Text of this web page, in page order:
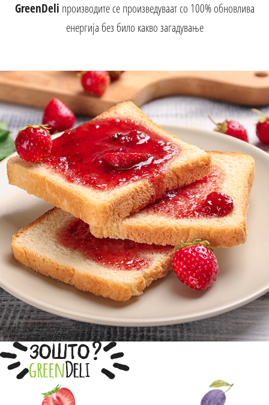
GreenDeli производите се произведуваат со 100% обновлива
енергија без било какво загадување
ЗОШТО?